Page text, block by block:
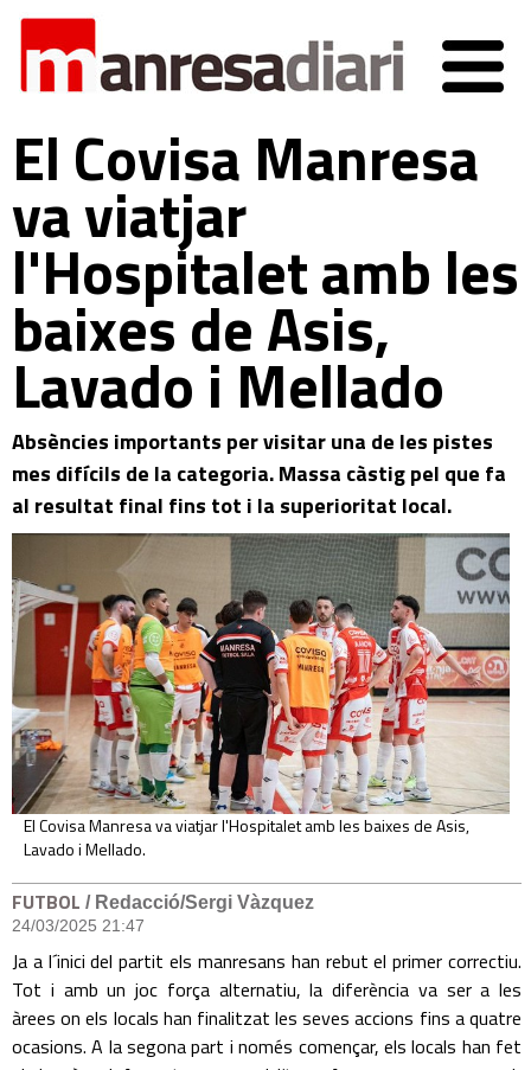
El Covisa Manresa
va viatjar
l'Hospitalet amb les
baixes de Asis,
Lavado i Mellado
Absències importants per visitar una de les pistes
mes difícils de la categoria. Massa càstig pel que fa
al resultat final fins tot i la superioritat local.
El Covisa Manresa va viatjar l'Hospitalet amb les baixes de Asis,
Lavado i Mellado.
FUTBOL / Redacció/Sergi Vàzquez
24/03/2025 21:47
Ja a l´inici del partit els manresans han rebut el primer correctiu.
Tot i amb un joc força alternatiu, la diferència va ser a les
àrees on els locals han finalitzat les seves accions fins a quatre
ocasions. A la segona part i només començar, els locals han fet